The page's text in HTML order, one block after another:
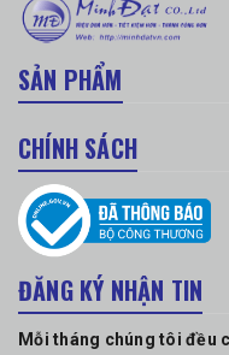
SẢN PHẨM
CHÍNH SÁCH
ĐĂNG KÝ NHẬN TIN
Mỗi tháng chúng tôi đều